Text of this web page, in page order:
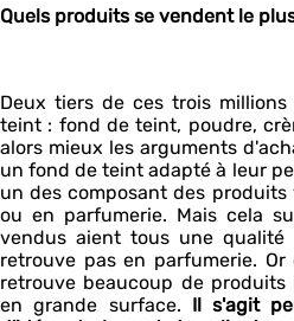
Quels produits se vendent le
Deux tiers de ces trois
teint : fond de teint, poudre,
alors mieux les arguments
un fond de teint adapté à leur
un des composant des
ou en parfumerie. Mais cela
vendus aient tous une qualité
retrouve pas en parfumerie.
retrouve beaucoup de
en grande surface. Il s'agit